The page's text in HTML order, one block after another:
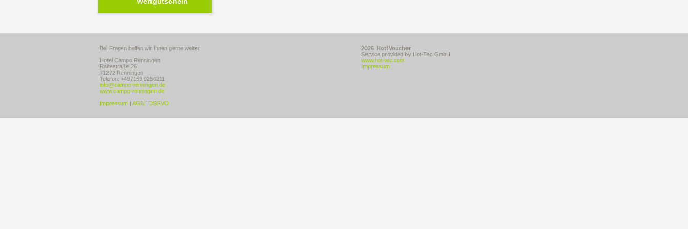
Bei Fragen helfen wir Ihnen gerne weiter.
Hotel Campo Renningen
Raitestraße 26
71272 Renningen
Telefon: +497159 9250211
info@campo-renningen.de
www.campo-renningen.de
Impressum | AGB | DSGVO
2026 Hot!Voucher
Service provided by Hot-Tec GmbH
www.hot-tec.com
Impressum